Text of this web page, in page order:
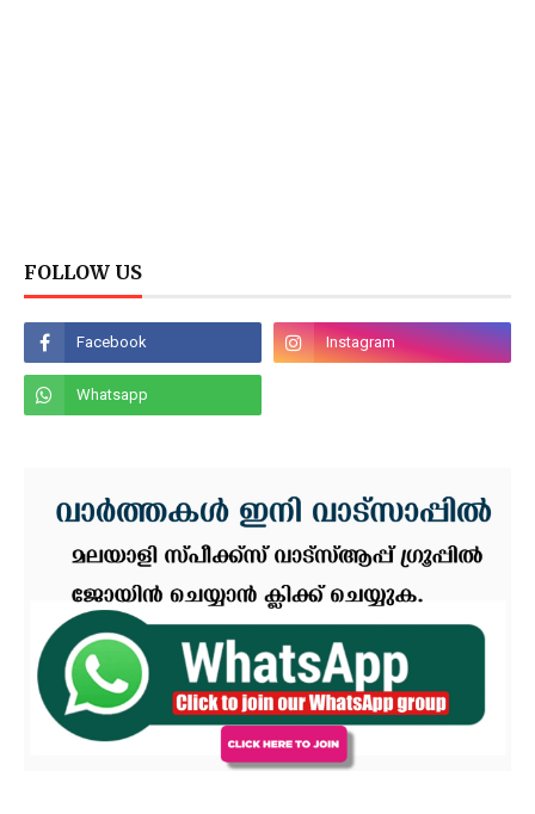
FOLLOW US